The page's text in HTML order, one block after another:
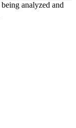
analyzed and